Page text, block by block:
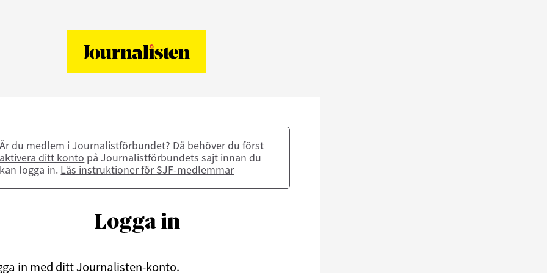
Är du medlem i Journalistförbundet? Då behöver du först
aktivera ditt konto på Journalistförbundets sajt innan du
kan logga in. Läs instruktioner för SJF-medlemmar
Logga in
in med ditt Journalisten-konto.